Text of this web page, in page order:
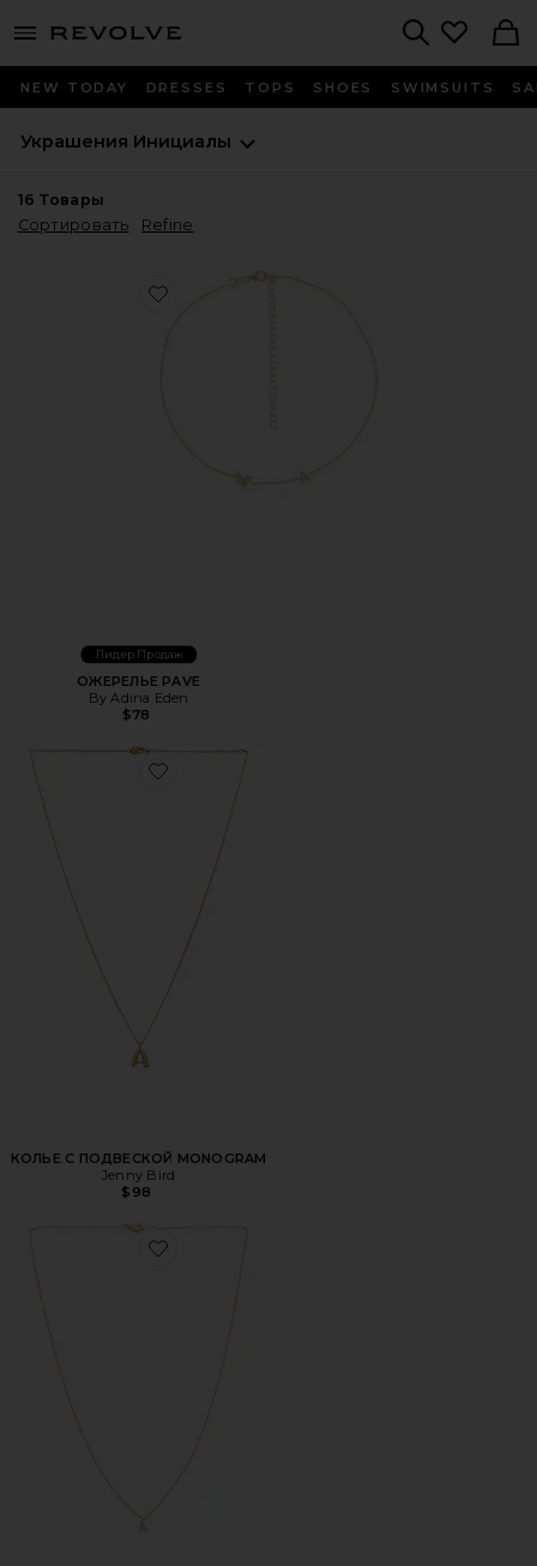
menu - shows more content
NEW TODAY DRESSES TOPS SHOES SWIMSUITS
Украшения Инициалы
16 Товары
Сортировать
Refine
Favorite ОЖЕРЕЛЬЕ PAVE
Лидер Продаж
ОЖЕРЕЛЬЕ PAVE
By Adina Eden
$78
Favorite КОЛЬЕ С ПОДВЕСКОЙ MONOGRAM
КОЛЬЕ С ПОДВЕСКОЙ MONOGRAM
Jenny Bird
$98
Favorite ОЖЕРЕЛЬЕ CALL ME BY YOUR NAME